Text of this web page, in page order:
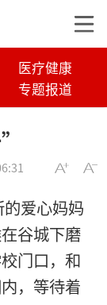
医疗健康
专题报道
爱心妈妈
谷城下磨
门口，和
，等待着